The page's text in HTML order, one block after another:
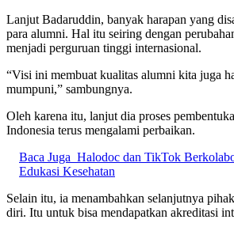
Lanjut Badaruddin, banyak harapan yang
para alumni. Hal itu seiring dengan
menjadi perguruan tinggi internasional.
“Visi ini membuat kualitas alumni kita juga
mumpuni,” sambungnya.
Oleh karena itu, lanjut dia proses
Indonesia terus mengalami perbaikan.
Baca Juga Halodoc dan TikTok
Edukasi Kesehatan
Selain itu, ia menambahkan selanjutnya
diri. Itu untuk bisa mendapatkan akreditasi